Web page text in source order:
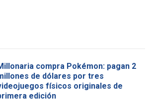
compra Pokémon: pagan 2
de dólares por tres
físicos originales de
edición